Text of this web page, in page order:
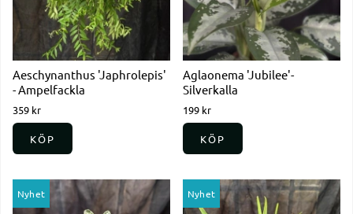
Aeschynanthus 'Japhrolepis'
- Ampelfackla
359 kr
KÖP
Aglaonema 'Jubilee'-
Silverkalla
199 kr
KÖP
Nyhet Nyhet